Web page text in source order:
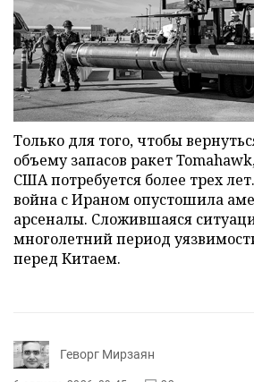
Только для того, чтобы
объему запасов ракет
США потребуется более трех
война с Ираном опустошила
арсеналы. Сложившаяся
многолетний период
перед Китаем.
Геворг Мирзаян